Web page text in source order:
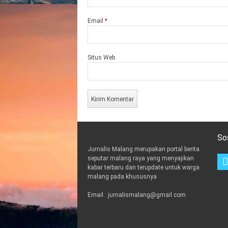
Email *
Situs Web
Jurnalis Malang merupakan portal berita
seputar malang raya yang menyajikan
kabar terbaru dan terupdate untuk warga
malang pada khususnya
Email : jurnalismalang@gmail.com